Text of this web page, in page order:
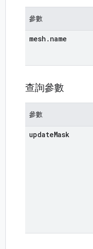
參數
mesh . name
查詢參數
參數
updateMask